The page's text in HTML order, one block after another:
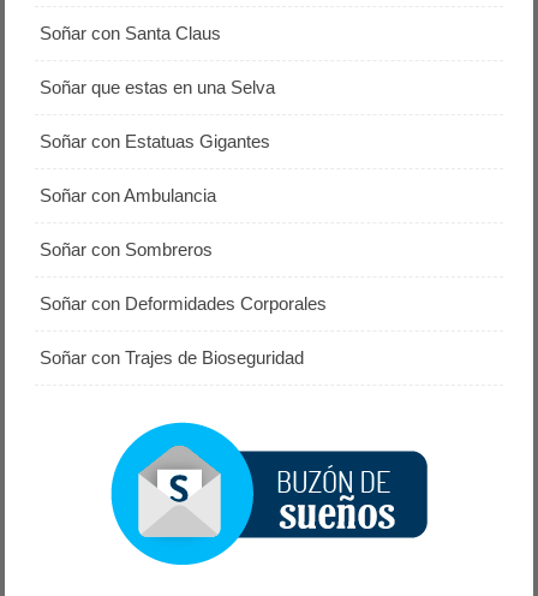
Soñar con Santa Claus
Soñar que estas en una Selva
Soñar con Estatuas Gigantes
Soñar con Ambulancia
Soñar con Sombreros
Soñar con Deformidades Corporales
Soñar con Trajes de Bioseguridad